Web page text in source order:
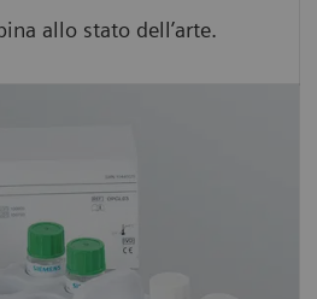
allo stato dell’arte.